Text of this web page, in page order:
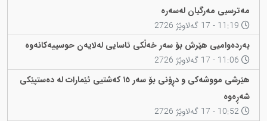
مەترسیی مەرگیان لەسەرە
بەردەوامیی هێرش بۆ سەر خەڵکی ئاسایی لەلایەن حوسییەکانەوە
هێرشی مووشەکی و دڕۆنی بۆ سەر ١٥ کەشتیی ئێمارات لە دەستپێکی
شەڕەوە